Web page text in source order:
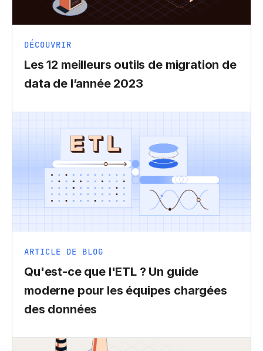
DÉCOUVRIR
Les 12 meilleurs outils de migration de
data de l’année 2023
ARTICLE DE BLOG
Qu'est-ce que l'ETL ? Un guide
moderne pour les équipes chargées
des données